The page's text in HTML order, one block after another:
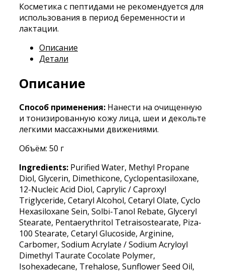
Косметика с пептидами не рекомендуется для
использования в период беременности и
лактации.
Описание
Детали
Описание
Способ применения: Нанести на очищенную
и тонизированную кожу лица, шеи и декольте
легкими массажными движениями.
Объём: 50 г
Ingredients: Purified Water, Methyl Propane
Diol, Glycerin, Dimethicone, Cyclopentasiloxane,
12-Nucleic Acid Diol, Caprylic / Caproxyl
Triglyceride, Cetaryl Alcohol, Cetaryl Olate, Cyclo
Hexasiloxane Sein, Solbi-Tanol Rebate, Glyceryl
Stearate, Pentaerythritol Tetraisostearate, Piza-
100 Stearate, Cetaryl Glucoside, Arginine,
Carbomer, Sodium Acrylate / Sodium Acryloyl
Dimethyl Taurate Cocolate Polymer,
Isohexadecane, Trehalose, Sunflower Seed Oil,